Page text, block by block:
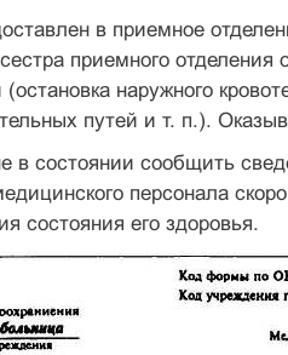
в приемное
приемного
(остановка наружного
путей и т. п.).
в состоянии сообщить
персонала
состояния его здоровья.